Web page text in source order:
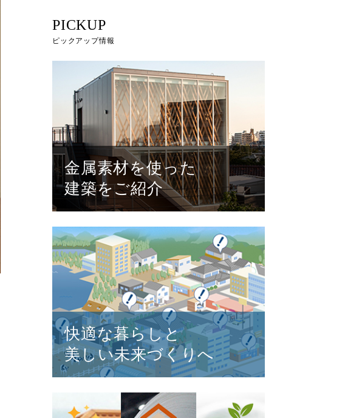
PICKUP
ピックアップ情報
金属素材を使った
建築をご紹介
快適な暮らしと
美しい未来づくりへ